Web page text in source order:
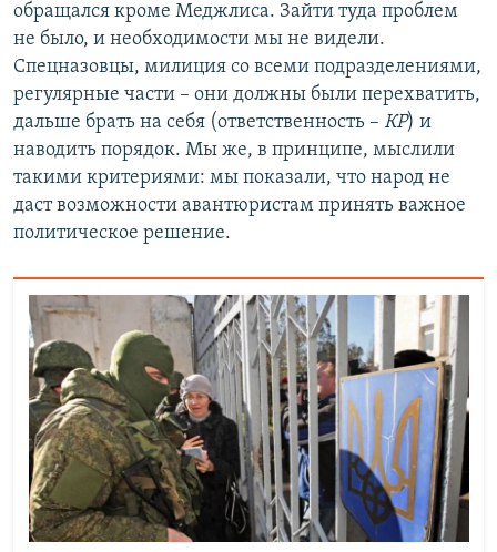
обращался кроме Меджлиса. Зайти туда проблем
не было, и необходимости мы не видели.
Спецназовцы, милиция со всеми подразделениями,
регулярные части – они должны были перехватить,
дальше брать на себя (ответственность – КР) и
наводить порядок. Мы же, в принципе, мыслили
такими критериями: мы показали, что народ не
даст возможности авантюристам принять важное
политическое решение.